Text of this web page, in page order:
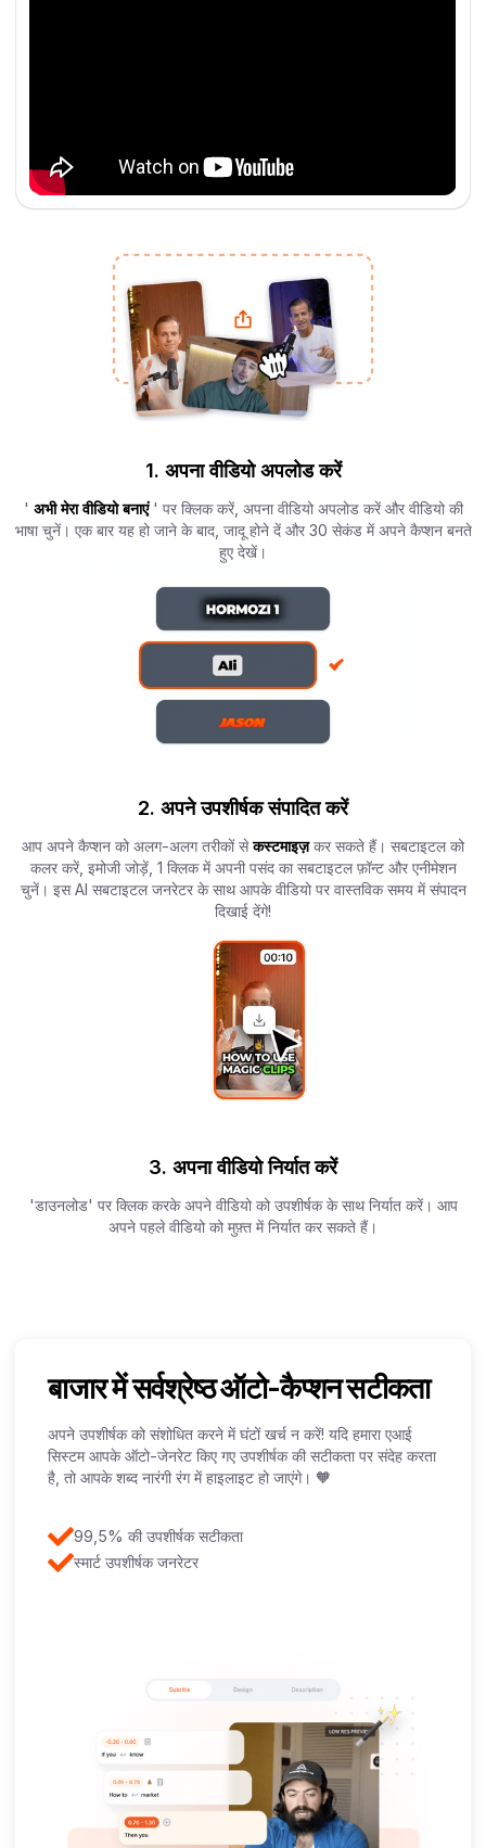
1. अपना वीडियो अपलोड करें
' अभी मेरा वीडियो बनाएं' पर क्लिक करें, अपना वीडियो अपलोड करें और वीडियो की
भाषा चुनें। एक बार यह हो जाने के बाद, जादू होने दें और 30 सेकंड में अपने कैप्शन बनते
हुए देखें।
2. अपने उपशीर्षक संपादित करें
आप अपने कैप्शन को अलग-अलग तरीकों सेकस्टमाइज़कर सकते हैं। सबटाइटल को
कलर करें, इमोजी जोड़ें, 1 क्लिक में अपनी पसंद का सबटाइटल फ़ॉन्ट और एनीमेशन
चुनें। इस AI सबटाइटल जनरेटर के साथ आपके वीडियो पर वास्तविक समय में संपादन
दिखाई देंगे!
3. अपना वीडियो निर्यात करें
'डाउनलोड' पर क्लिक करके अपने वीडियो को उपशीर्षक के साथ निर्यात करें। आप
अपने पहले वीडियो को मुफ़्त में निर्यात कर सकते हैं।
बाजार में सर्वश्रेष्ठ ऑटो-कैप्शन सटीकता
अपने उपशीर्षक को संशोधित करने में घंटों खर्च न करें! यदि हमारा एआई
सिस्टम आपके ऑटो-जेनरेट किए गए उपशीर्षक की सटीकता पर संदेह करता
है, तो आपके शब्द नारंगी रंग में हाइलाइट हो जाएंगे। 🧡
99,5% की उपशीर्षक सटीकता
स्मार्ट उपशीर्षक जनरेटर